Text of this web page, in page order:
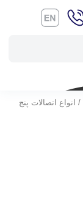
/ انواع اتصالات پنج